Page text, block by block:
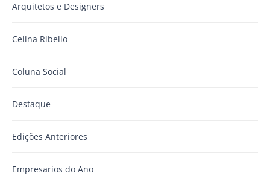
Arquitetos e Designers
Celina Ribello
Coluna Social
Destaque
Edições Anteriores
Empresarios do Ano